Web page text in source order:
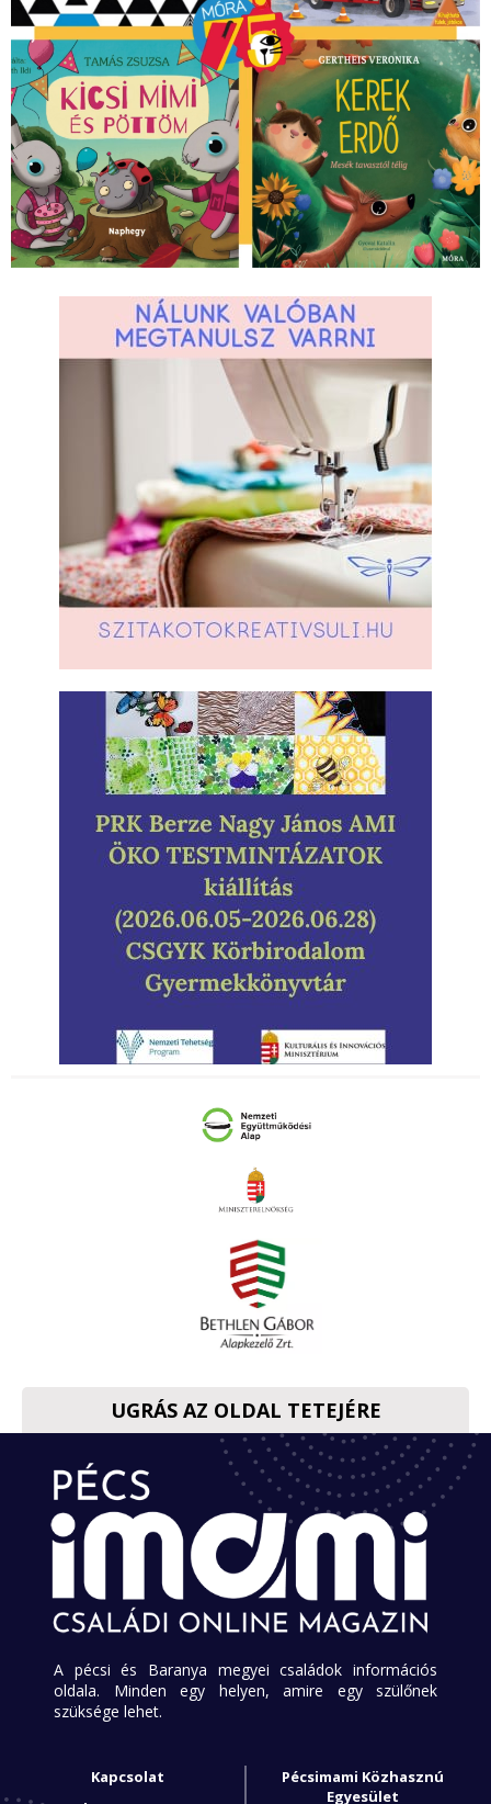
UGRÁS AZ OLDAL TETEJÉRE
A pécsi és Baranya megyei családok információs
oldala. Minden egy helyen, amire egy szülőnek
szüksége lehet.
Kapcsolat
Pécsimami Közhasznú
Egyesület